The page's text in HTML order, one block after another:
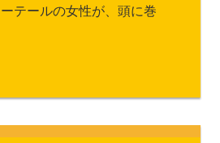
テールの女性が、頭に巻